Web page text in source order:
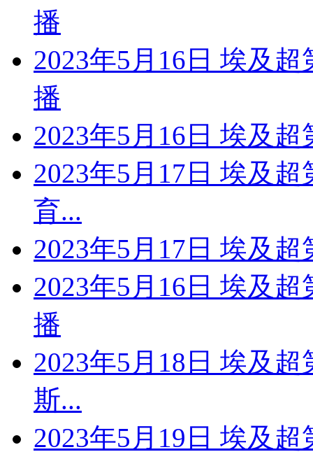
播
2023年5月16日 埃及
播
2023年5月16日 埃及
2023年5月17日 埃及
育...
2023年5月17日 埃及
2023年5月16日 埃及
播
2023年5月18日 埃及
斯...
2023年5月19日 埃及